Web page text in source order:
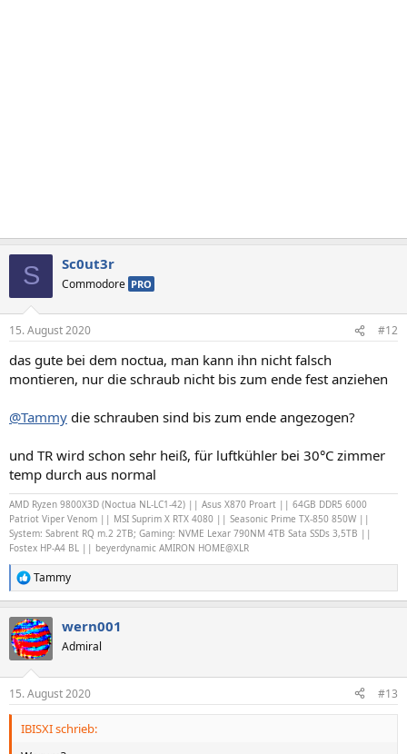
S Sc0ut3r
Commodore PRO
15. August 2020 #12
das gute bei dem noctua, man kann ihn nicht falsch
montieren, nur die schraub nicht bis zum ende fest anziehen
@Tammy die schrauben sind bis zum ende angezogen?
und TR wird schon sehr heiß, für luftkühler bei 30°C zimmer
temp durch aus normal
AMD Ryzen 9800X3D (Noctua NL-LC1-42) || Asus X870 Proart || 64GB DDR5 6000
Patriot Viper Venom || MSI Suprim X RTX 4080 || Seasonic Prime TX-850 850W ||
System: Sabrent RQ m.2 2TB; Gaming: NVME Lexar 790NM 4TB Sata SSDs 3,5TB ||
Fostex HP-A4 BL || beyerdynamic AMIRON HOME@XLR
R
e
k
t
i
e
n
Tammy
wern001
Admiral
15. August 2020 #13
IBISXI schrieb: